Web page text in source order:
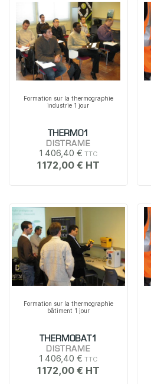
Formation sur la thermographie
industrie 1 jour
THERMO1
DISTRAME
1 406,40 €
1 172,00 €
Formation sur la thermographie
bâtiment 1 jour
THERMOBAT1
DISTRAME
1 406,40 €
1 172,00 €